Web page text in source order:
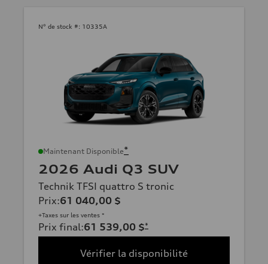
N° de stock #: 10335A
Maintenant Disponible*
2026 Audi Q3 SUV
Technik TFSI quattro S tronic
Prix:61 040,00 $
+Taxes sur les ventes *
Prix final:61 539,00 $*
Vérifier la disponibilité